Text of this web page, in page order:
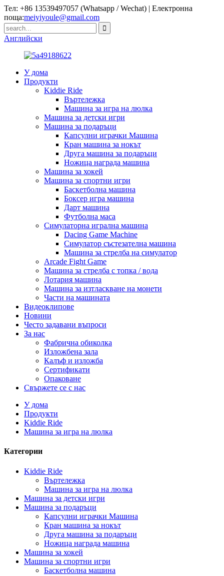
Тел: +86 13539497057 (Whatsapp / Wechat) | Електронна
поща:meiyiyoule@gmail.com
Английски
У дома
Продукти
Kiddie Ride
Въртележка
Машина за игра на люлка
Машина за детски игри
Машина за подаръци
Капсулни играчки Машина
Кран машина за нокът
Друга машина за подаръци
Ножица награда машина
Машина за хокей
Машина за спортни игри
Баскетболна машина
Боксер игра машина
Дарт машина
Футболна маса
Симулаторна игрална машина
Dacing Game Machine
Симулатор състезателна машина
Машина за стрелба на симулатор
Arcade Fight Game
Машина за стрелба с топка / вода
Лотария машина
Машина за изтласкване на монети
Части на машината
Видеоклипове
Новини
Често задавани въпроси
За нас
Фабрична обиколка
Изложбена зала
Калъф и изложба
Сертификати
Опаковане
Свържете се с нас
У дома
Продукти
Kiddie Ride
Машина за игра на люлка
Категории
Kiddie Ride
Въртележка
Машина за игра на люлка
Машина за детски игри
Машина за подаръци
Капсулни играчки Машина
Кран машина за нокът
Друга машина за подаръци
Ножица награда машина
Машина за хокей
Машина за спортни игри
Баскетболна машина